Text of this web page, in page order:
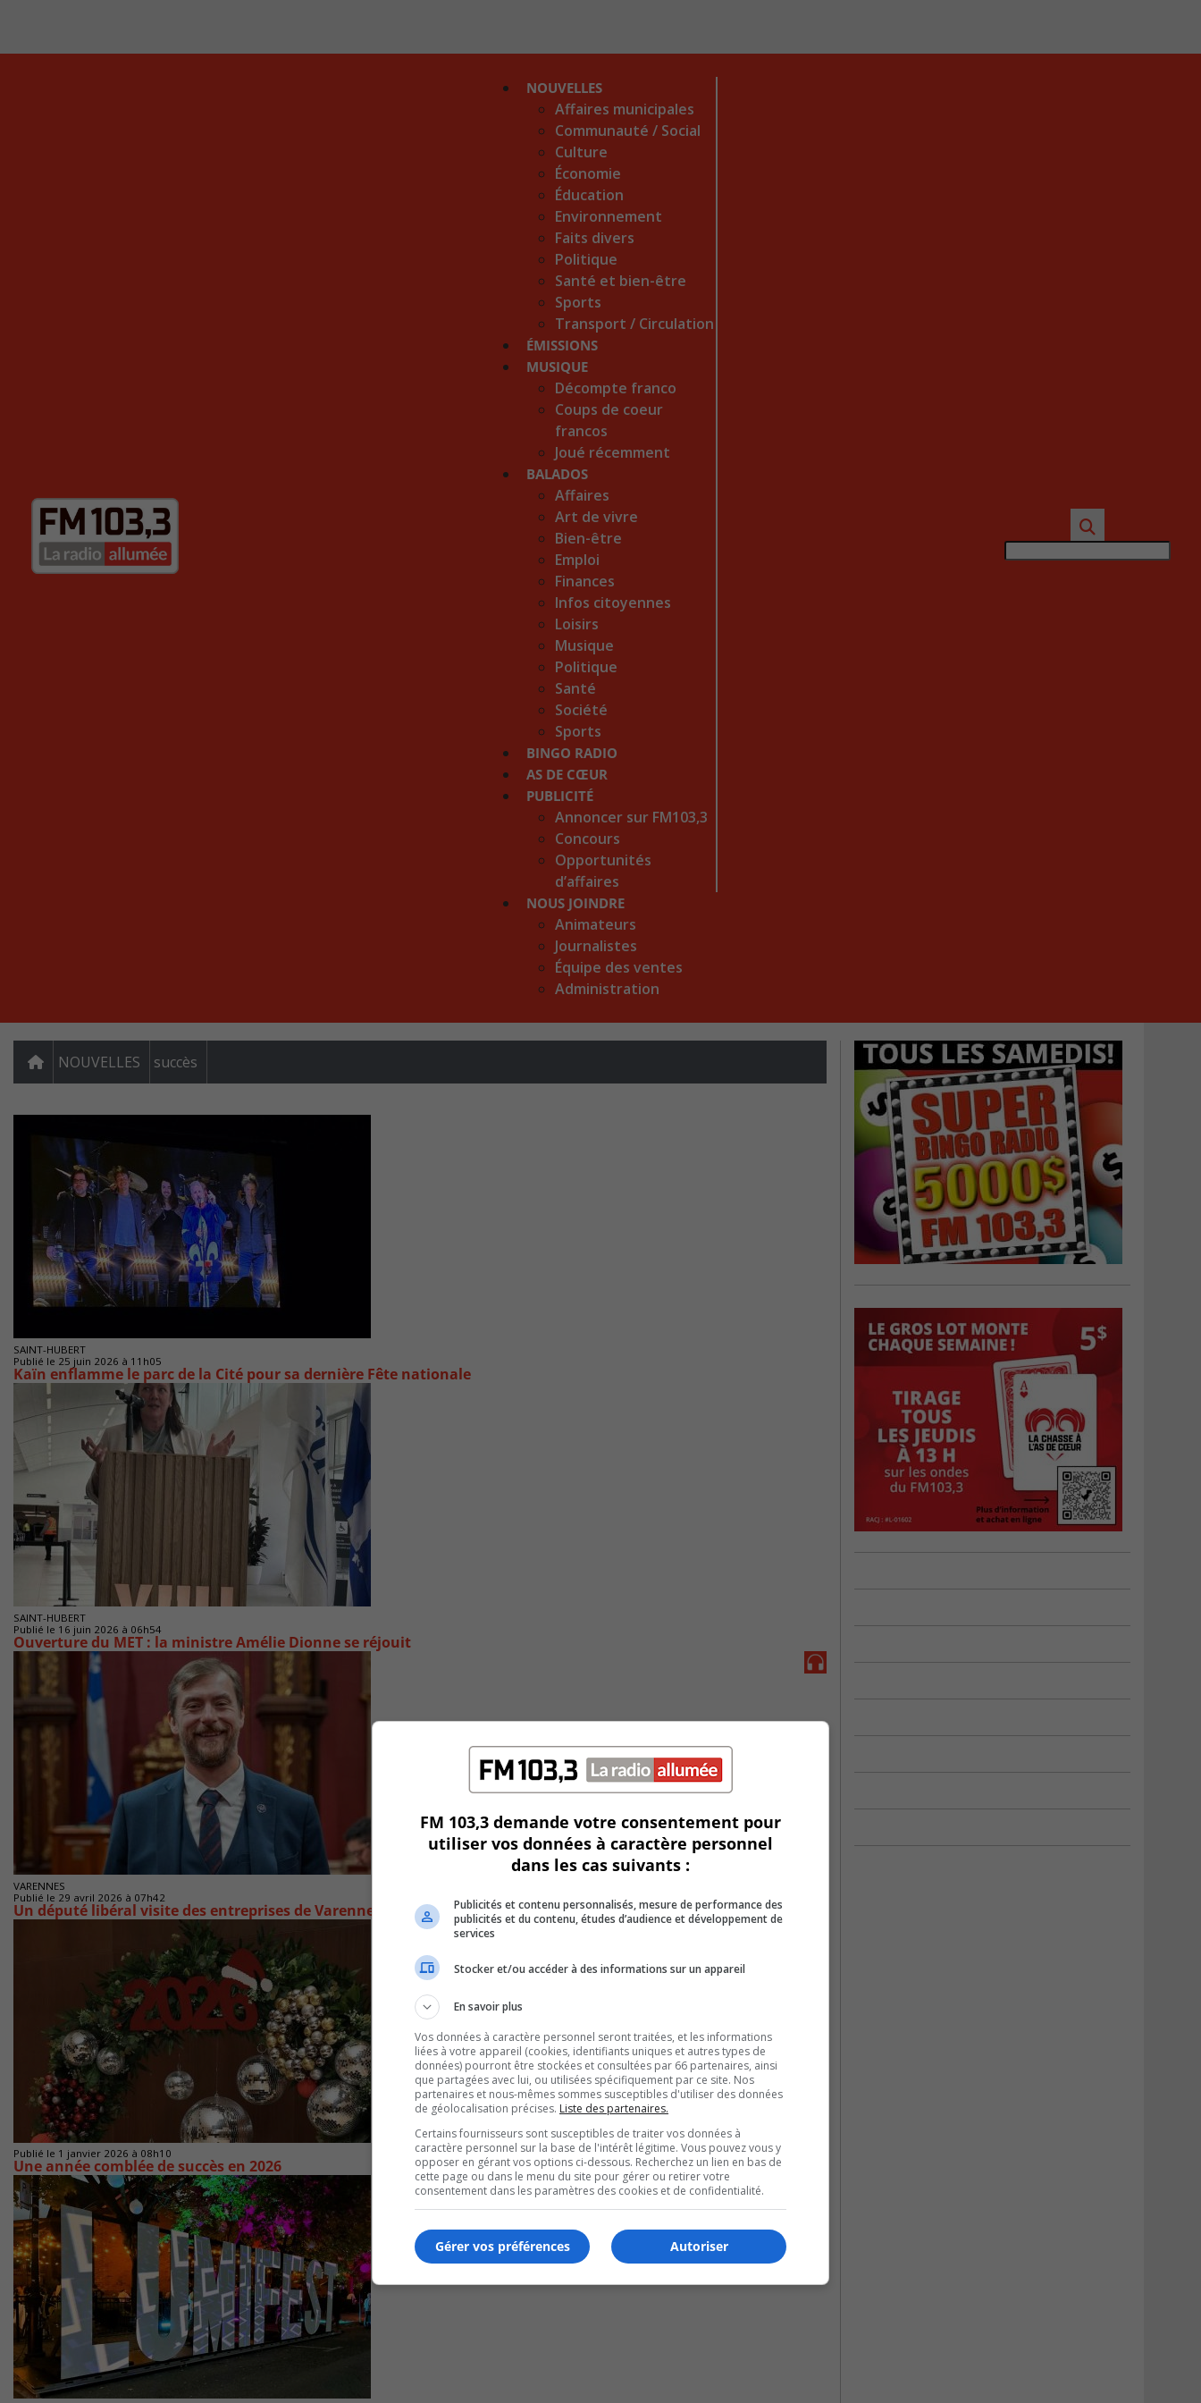
NOUVELLES
Affaires municipales
Communauté / Social
Culture
Économie
Éducation
Environnement
Faits divers
Politique
Santé et bien-être
Sports
Transport / Circulation
ÉMISSIONS
MUSIQUE
Décompte franco
Coups de coeur
francos
Joué récemment
BALADOS
Affaires
Art de vivre
Bien-être
Emploi
Finances
Infos citoyennes
Loisirs
Musique
Politique
Santé
Société
Sports
BINGO RADIO
AS DE CŒUR
PUBLICITÉ
Annoncer sur FM103,3
Concours
Opportunités
d’affaires
NOUS JOINDRE
Animateurs
Journalistes
Équipe des ventes
Administration
NOUVELLES succès
SAINT-HUBERT
Publié le 25 juin 2026 à 11h05
Kaïn enflamme le parc de la Cité pour sa dernière Fête nationale
SAINT-HUBERT
Publié le 16 juin 2026 à 06h54
Ouverture du MET : la ministre Amélie Dionne se réjouit
VARENNES
Publié le 29 avril 2026 à 07h42
Un député libéral visite des entreprises de Varennes et Longueuil
Publié le 1 janvier 2026 à 08h10
Une année comblée de succès en 2026
FM 103,3 demande votre consentement pour
utiliser vos données à caractère personnel
dans les cas suivants :
Publicités et contenu personnalisés, mesure de performance des
publicités et du contenu, études d’audience et développement de
services
Stocker et/ou accéder à des informations sur un appareil
En savoir plus
Vos données à caractère personnel seront traitées, et les informations
liées à votre appareil (cookies, identifiants uniques et autres types de
données) pourront être stockées et consultées par 66 partenaires, ainsi
que partagées avec lui, ou utilisées spécifiquement par ce site. Nos
partenaires et nous-mêmes sommes susceptibles d'utiliser des données
de géolocalisation précises. Liste des partenaires.
Certains fournisseurs sont susceptibles de traiter vos données à
caractère personnel sur la base de l'intérêt légitime. Vous pouvez vous y
opposer en gérant vos options ci-dessous. Recherchez un lien en bas de
cette page ou dans le menu du site pour gérer ou retirer votre
consentement dans les paramètres des cookies et de confidentialité.
Autoriser
Gérer vos préférences